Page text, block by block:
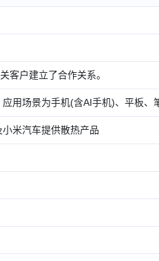
客户建立了合作关系。
用场景为手机(含AI手机)、平板、
米汽车提供散热产品